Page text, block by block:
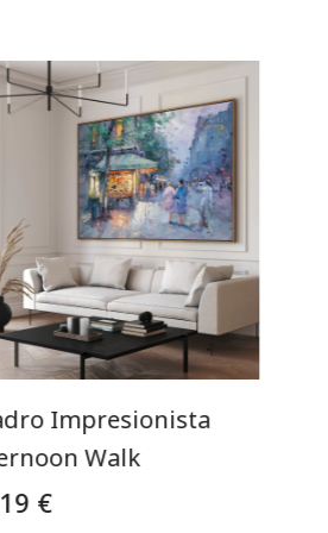
Impresionista
Walk
€